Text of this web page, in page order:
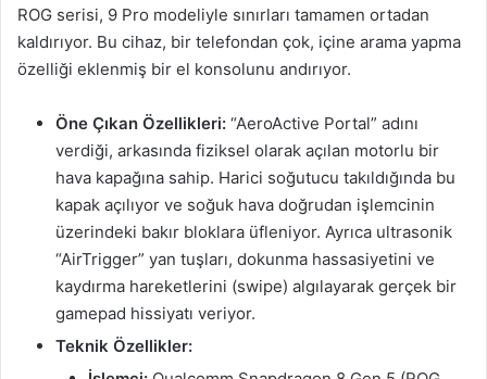
ROG serisi, 9 Pro modeliyle sınırları tamamen ortadan
kaldırıyor. Bu cihaz, bir telefondan çok, içine arama yapma
özelliği eklenmiş bir el konsolunu andırıyor.
Öne Çıkan Özellikleri: “AeroActive Portal” adını
verdiği, arkasında fiziksel olarak açılan motorlu bir
hava kapağına sahip. Harici soğutucu takıldığında bu
kapak açılıyor ve soğuk hava doğrudan işlemcinin
üzerindeki bakır bloklara üfleniyor. Ayrıca ultrasonik
“AirTrigger” yan tuşları, dokunma hassasiyetini ve
kaydırma hareketlerini (swipe) algılayarak gerçek bir
gamepad hissiyatı veriyor.
Teknik Özellikler: